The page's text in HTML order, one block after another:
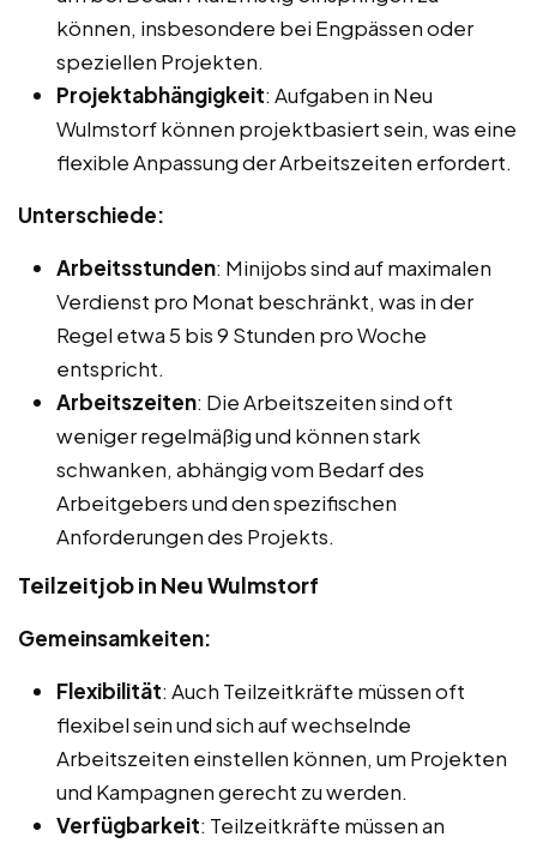
können, insbesondere bei Engpässen oder
speziellen Projekten.
Projektabhängigkeit: Aufgaben in Neu
Wulmstorf können projektbasiert sein, was eine
flexible Anpassung der Arbeitszeiten erfordert.
Unterschiede:
Arbeitsstunden: Minijobs sind auf maximalen
Verdienst pro Monat beschränkt, was in der
Regel etwa 5 bis 9 Stunden pro Woche
entspricht.
Arbeitszeiten: Die Arbeitszeiten sind oft
weniger regelmäßig und können stark
schwanken, abhängig vom Bedarf des
Arbeitgebers und den spezifischen
Anforderungen des Projekts.
Teilzeitjob in Neu Wulmstorf
Gemeinsamkeiten:
Flexibilität: Auch Teilzeitkräfte müssen oft
flexibel sein und sich auf wechselnde
Arbeitszeiten einstellen können, um Projekten
und Kampagnen gerecht zu werden.
Verfügbarkeit: Teilzeitkräfte müssen an